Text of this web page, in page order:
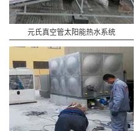
元氏真空管太阳能热水系统